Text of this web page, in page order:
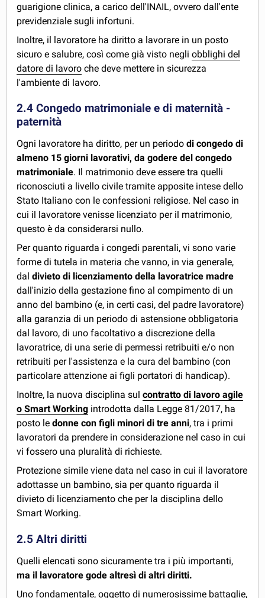
guarigione clinica, a carico dell'INAIL, ovvero dall'ente
previdenziale sugli infortuni.
Inoltre, il lavoratore ha diritto a lavorare in un posto
sicuro e salubre, così come già visto negliobblighi del
datore di lavoro che deve mettere in sicurezza
l'ambiente di lavoro.
2.4 Congedo matrimoniale e di maternità -
paternità
Ogni lavoratore ha diritto, per un periodo di congedo di
almeno 15 giorni lavorativi, da godere del congedo
matrimoniale. Il matrimonio deve essere tra quelli
riconosciuti a livello civile tramite apposite intese dello
Stato Italiano con le confessioni religiose. Nel caso in
cui il lavoratore venisse licenziato per il matrimonio,
questo è da considerarsi nullo.
Per quanto riguarda i congedi parentali, vi sono varie
forme di tutela in materia che vanno, in via generale,
daldivieto di licenziamento della lavoratrice madre
dall'inizio della gestazione fino al compimento di un
anno del bambino (e, in certi casi, del padre lavoratore)
alla garanzia di un periodo di astensione obbligatoria
dal lavoro, di uno facoltativo a discrezione della
lavoratrice, di una serie di permessi retribuiti e/o non
retribuiti per l'assistenza e la cura del bambino (con
particolare attenzione ai figli portatori di handicap).
Inoltre, la nuova disciplina sulcontratto di lavoro agile
o Smart Working introdotta dalla Legge 81/2017, ha
posto ledonne con figli minori di tre anni, tra i primi
lavoratori da prendere in considerazione nel caso in cui
vi fossero una pluralità di richieste.
Protezione simile viene data nel caso in cui il lavoratore
adottasse un bambino, sia per quanto riguarda il
divieto di licenziamento che per la disciplina dello
Smart Working.
2.5 Altri diritti
Quelli elencati sono sicuramente tra i più importanti,
ma il lavoratore gode altresì di altri diritti.
Uno fondamentale, oggetto di numerosissime battaglie,